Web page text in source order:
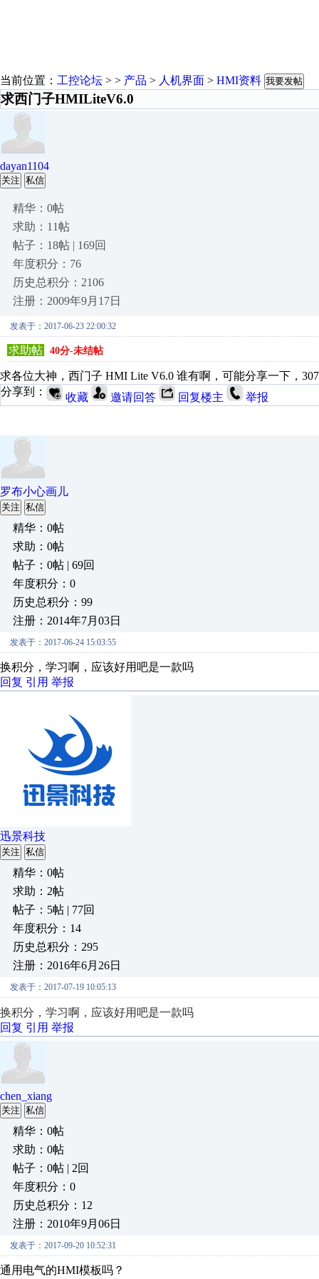
当前位置： 工控论坛 > > 产品 > 人机界面 > HMI资料 我要发帖
求西门子HMILiteV6.0
dayan1104
关注 私信
精华：0帖
求助：11帖
帖子：18帖 | 169回
年度积分：76
历史总积分：2106
注册：2009年9月17日
发表于：2017-06-23 22:00:32
求助帖 40分-未结帖
求各位大神，西门子 HMI Lite V6.0 谁有啊，可能分享一下，
分享到：
收藏 邀请回答 回复楼主 举报
罗布小心画儿
关注 私信
精华：0帖
求助：0帖
帖子：0帖 | 69回
年度积分：0
历史总积分：99
注册：2014年7月03日
发表于：2017-06-24 15:03:55
换积分，学习啊，应该好用吧是一款吗
回复 引用 举报
迅景科技
关注 私信
精华：0帖
求助：2帖
帖子：5帖 | 77回
年度积分：14
历史总积分：295
注册：2016年6月26日
发表于：2017-07-19 10:05:13
换积分，学习啊，应该好用吧是一款吗
回复 引用 举报
chen_xiang
关注 私信
精华：0帖
求助：0帖
帖子：0帖 | 2回
年度积分：0
历史总积分：12
注册：2010年9月06日
发表于：2017-09-20 10:52:31
通用电气的HMI模板吗？